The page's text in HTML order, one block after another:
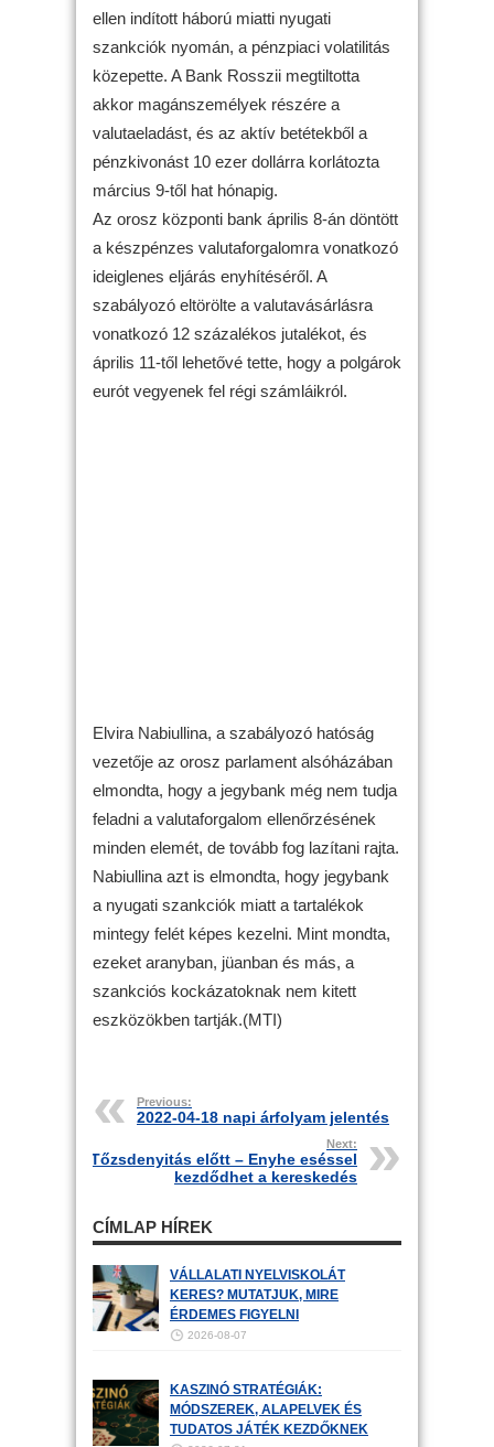
ellen indított háború miatti nyugati
szankciók nyomán, a pénzpiaci volatilitás
közepette. A Bank Rosszii megtiltotta
akkor magánszemélyek részére a
valutaeladást, és az aktív betétekből a
pénzkivonást 10 ezer dollárra korlátozta
március 9-től hat hónapig.
Az orosz központi bank április 8-án döntött
a készpénzes valutaforgalomra vonatkozó
ideiglenes eljárás enyhítéséről. A
szabályozó eltörölte a valutavásárlásra
vonatkozó 12 százalékos jutalékot, és
április 11-től lehetővé tette, hogy a polgárok
eurót vegyenek fel régi számláikról.
Elvira Nabiullina, a szabályozó hatóság
vezetője az orosz parlament alsóházában
elmondta, hogy a jegybank még nem tudja
feladni a valutaforgalom ellenőrzésének
minden elemét, de tovább fog lazítani rajta.
Nabiullina azt is elmondta, hogy jegybank
a nyugati szankciók miatt a tartalékok
mintegy felét képes kezelni. Mint mondta,
ezeket aranyban, jüanban és más, a
szankciós kockázatoknak nem kitett
eszközökben tartják.(MTI)
Previous:
2022-04-18 napi árfolyam jelentés
Next:
Tőzsdenyitás előtt – Enyhe eséssel
kezdődhet a kereskedés
CÍMLAP HÍREK
VÁLLALATI NYELVISKOLÁT
KERES? MUTATJUK, MIRE
ÉRDEMES FIGYELNI
2026-08-07
KASZINÓ STRATÉGIÁK:
MÓDSZEREK, ALAPELVEK ÉS
TUDATOS JÁTÉK KEZDŐKNEK